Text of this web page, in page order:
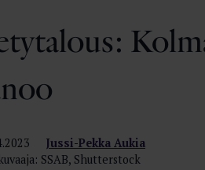
Jussi-Pekka Aukia
SSAB, Shutterstock